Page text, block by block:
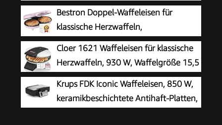
Antihaftbeschichtung, für
Kindergeburtstage, Familienfeiern, Ostern oder
Weihnachten, Retro Design, 550 Watt, Farbe:
Mint único
Bestron Doppel-Waffeleisen für
klassische Herzwaffeln,
Herzwaffeleisen mit Backampel &
Antihaftbeschichtung, ideal für
Kindergeburtstage, Ostern & Weihnachten,
Farbe: Rosa
Cloer 1621 Waffeleisen für klassische
Herzwaffeln, 930 W, Waffelgröße 15,5
cm, stufenlos wählbarer
Bräunungsgrad, weiß, Metall
Krups FDK Iconic Waffeleisen, 850 W,
keramikbeschichtete Antihaft-Platten,